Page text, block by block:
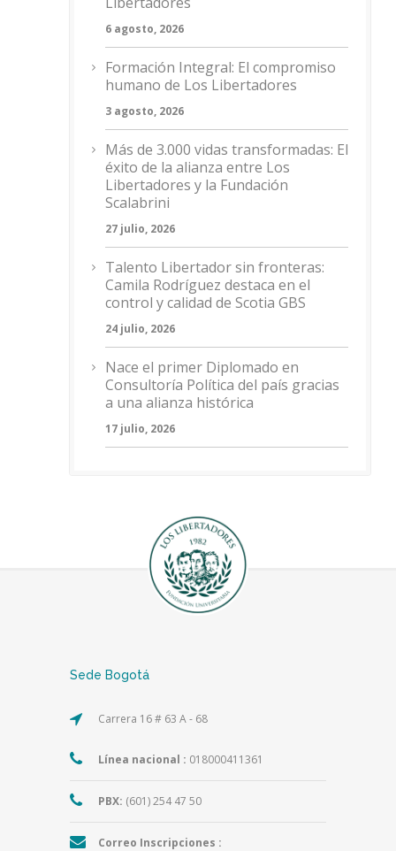
6 agosto, 2026
Formación Integral: El compromiso
humano de Los Libertadores
3 agosto, 2026
Más de 3.000 vidas transformadas: El
éxito de la alianza entre Los
Libertadores y la Fundación
Scalabrini
27 julio, 2026
Talento Libertador sin fronteras:
Camila Rodríguez destaca en el
control y calidad de Scotia GBS
24 julio, 2026
Nace el primer Diplomado en
Consultoría Política del país gracias
a una alianza histórica
17 julio, 2026
Sede Bogotá
Carrera 16 # 63 A - 68
Línea nacional : 018000411361
PBX: (601) 254 47 50
Correo Inscripciones :